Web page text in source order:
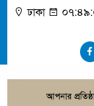
ঢাকা